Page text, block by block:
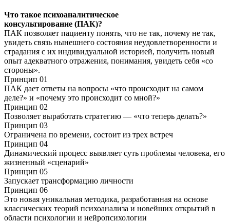
Что такое психоаналитическое
консультирование (ПАК)?
ПАК позволяет пациенту понять, что не так, почему не так,
увидеть связь нынешнего состояния неудовлетворенности и
страдания с их индивидуальной историей, получить новый
опыт адекватного отражения, понимания, увидеть себя «со
стороны».
Принцип 01
ПАК дает ответы на вопросы «что происходит на самом
деле?» и «почему это происходит со мной?»
Принцип 02
Позволяет выработать стратегию — «что теперь делать?»
Принцип 03
Ограничена по времени, состоит из трех встреч
Принцип 04
Динамический процесс выявляет суть проблемы человека, его
жизненный «сценарий»
Принцип 05
Запускает трансформацию личности
Принцип 06
Это новая уникальная методика, разработанная на основе
классических теорий психоанализа и новейших открытий в
области психологии и нейропсихологии